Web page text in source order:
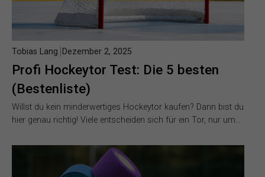
Profi Hockeytor Test: Die 5 besten
(Bestenliste)
Tobias Lang Dezember 2, 2025
Willst du kein minderwertiges Hockeytor kaufen? Dann bist du
hier genau richtig! Viele entscheiden sich für ein Tor, nur um…